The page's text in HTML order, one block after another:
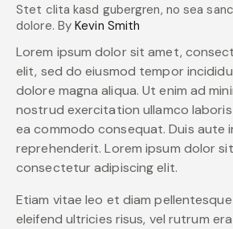
Stet clita kasd gubergren, no sea
dolore. ByKevin Smith
Lorem ipsum dolor sit amet,
elit, sed do eiusmod tempor
dolore magna aliqua. Ut enim ad
nostrud exercitation ullamco
ea commodo consequat. Duis aute
reprehenderit. Lorem ipsum dolor
consectetur adipiscing elit.
Etiam vitae leo et diam
eleifend ultricies risus, vel rutrum